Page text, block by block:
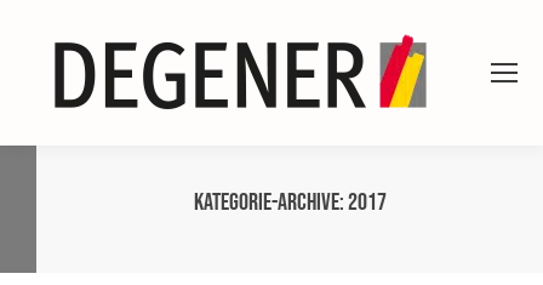
Kategorie-Archive:2017